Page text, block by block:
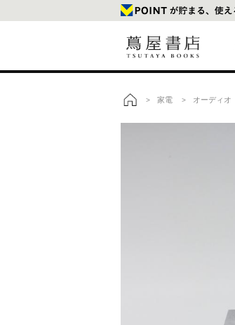
> 家電 > オーディオ